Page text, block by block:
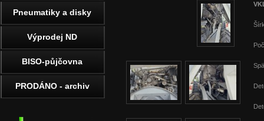
Pneumatiky a disky
Výprodej ND
BISO-půjčovna
PRODÁNO - archiv